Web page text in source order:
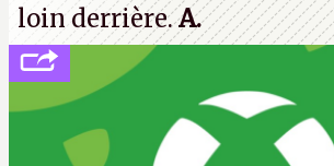
loin derrière.A.